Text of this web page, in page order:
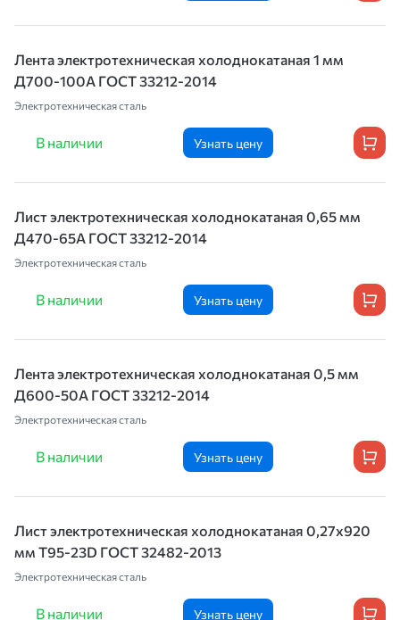
Лента электротехническая холоднокатаная 1 мм
Д700-100А ГОСТ 33212-2014
Электротехническая сталь
В наличии Узнать цену
Лист электротехническая холоднокатаная 0,65 мм
Д470-65А ГОСТ 33212-2014
Электротехническая сталь
В наличии Узнать цену
Лента электротехническая холоднокатаная 0,5 мм
Д600-50А ГОСТ 33212-2014
Электротехническая сталь
В наличии Узнать цену
Лист электротехническая холоднокатаная 0,27х920
мм T95-23D ГОСТ 32482-2013
Электротехническая сталь
В наличии Узнать цену